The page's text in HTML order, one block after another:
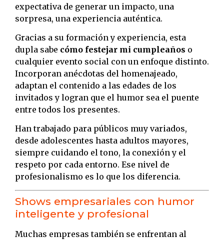
expectativa de generar un impacto, una
sorpresa, una experiencia auténtica.
Gracias a su formación y experiencia, esta
dupla sabe cómo festejar mi cumpleaños o
cualquier evento social con un enfoque distinto.
Incorporan anécdotas del homenajeado,
adaptan el contenido a las edades de los
invitados y logran que el humor sea el puente
entre todos los presentes.
Han trabajado para públicos muy variados,
desde adolescentes hasta adultos mayores,
siempre cuidando el tono, la conexión y el
respeto por cada entorno. Ese nivel de
profesionalismo es lo que los diferencia.
Shows empresariales con humor
inteligente y profesional
Muchas empresas también se enfrentan al